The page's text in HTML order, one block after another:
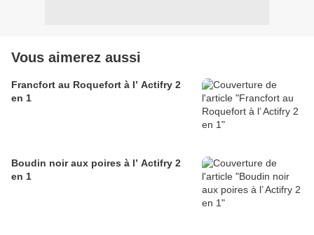
Vous aimerez aussi
Francfort au Roquefort à l’ Actifry 2
en 1
Boudin noir aux poires à l’ Actifry 2
en 1